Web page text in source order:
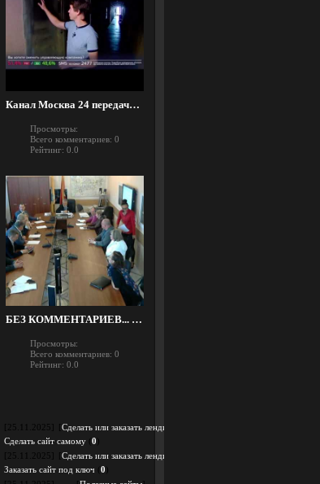
Канал Москва 24 передача - "Жизнь в большой городе", сюжет про наш МКД! (ТОЛЬКО СЮЖЕТ ПРО МКД!)
Просмотры:
Всего комментариев: 0
Рейтинг: 0.0
БЕЗ КОММЕНТАРИЕВ... СЛУШАЙТЕ САМИ КАК О ВАС "ЗАБОТЯТСЯ"... Архив записей заседаний Муниципальный округ Арбат 18 05 2017 г
Просмотры:
Всего комментариев: 0
Рейтинг: 0.0
[25.11.2025] [Сделать или заказать лендинг
Сделать сайт самому 0 )
[25.11.2025]
[Сделать или заказать лендинг
Заказать сайт под ключ
0 )